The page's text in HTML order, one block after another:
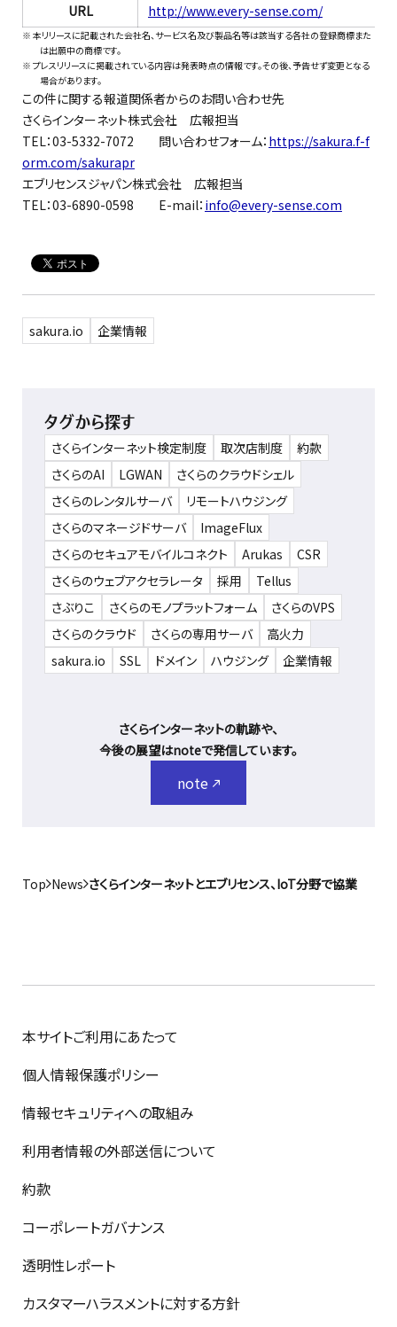
URL
http://www.every-sense.com/
※ 本リリースに記載された会社名、サービス名及び製品名等は該当する各社の登録商標また
は出願中の商標です。
※ プレスリリースに掲載されている内容は発表時点の情報です。その後、予告せず変更となる
場合があります。
この件に関する報道関係者からのお問い合わせ先
さくらインターネット株式会社 広報担当
TEL：03-5332-7072 問い合わせフォーム： https://sakura.f-f
orm.com/sakurapr
エブリセンスジャパン株式会社 広報担当
TEL：03-6890-0598 E-mail： info@every-sense.com
sakura.io 企業情報
タグから探す
さくらインターネット検定制度 取次店制度
約款
さくらのAI
LGWAN
さくらのクラウドシェル
さくらのレンタルサーバ
リモートハウジング
さくらのマネージドサーバ
ImageFlux
さくらのセキュアモバイルコネクト
Arukas
CSR
さくらのウェブアクセラレータ
採用
Tellus
さぶりこ
さくらのモノプラットフォーム
さくらのVPS
さくらのクラウド
さくらの専用サーバ
高火力
sakura.io
SSL ドメイン ハウジング 企業情報
さくらインターネットの軌跡や、
今後の展望はnoteで発信しています。
note
Top News さくらインターネットとエブリセンス、IoT分野で協業
本サイトご利用にあたって
個人情報保護ポリシー
情報セキュリティへの取組み
利用者情報の外部送信について
約款
コーポレートガバナンス
透明性レポート
カスタマーハラスメントに対する方針